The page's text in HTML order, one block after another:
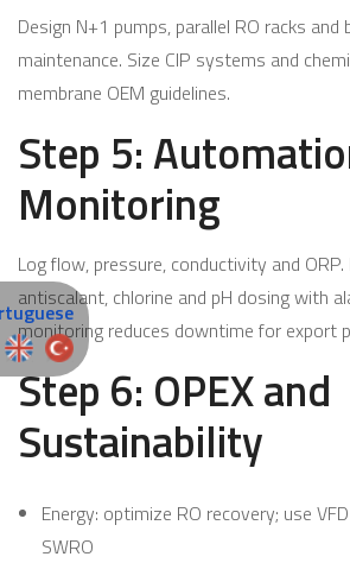
Design N+1 pumps, parallel RO racks
maintenance. Size CIP systems and
membrane OEM guidelines.
Step 5:
Monitoring
Log flow, pressure, conductivity and
antiscalant, chlorine and pH dosing with
monitoring reduces downtime for export
Step 6: OPEX and
Sustainability
Energy: optimize RO recovery; use
SWRO